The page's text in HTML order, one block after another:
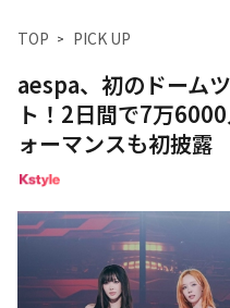
TOP PICK UP
aespa、初のドーム
ト！2日間で7万
ォーマンスも初披露